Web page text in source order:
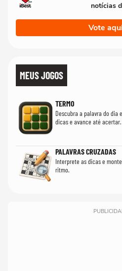
notícias
Vote
MEUS JOGOS
TERMO
Descubra a palavra do dia
dicas e avance até acertar.
PALAVRAS CRUZADAS
Interprete as dicas e
ritmo.